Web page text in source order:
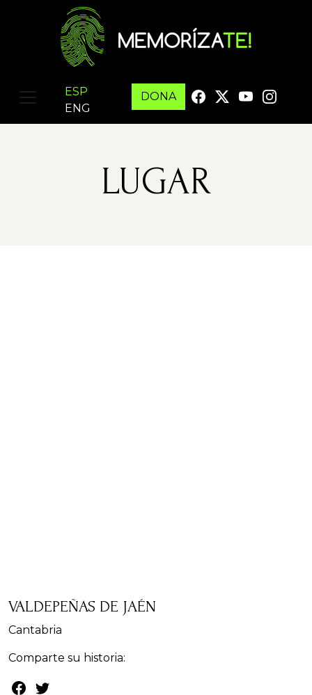
ESP
ENG
DONA
LUGAR
VALDEPEÑAS DE JAÉN
Cantabria
Comparte su historia: